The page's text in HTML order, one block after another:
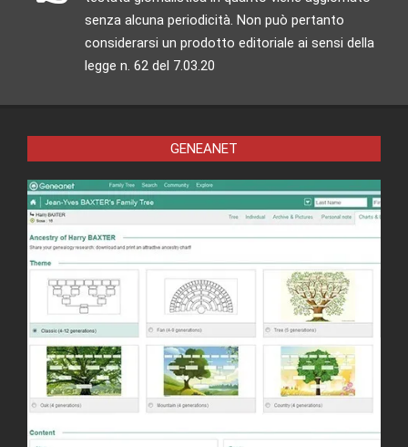
senza alcuna periodicità. Non può pertanto
considerarsi un prodotto editoriale ai sensi della
legge n. 62 del 7.03.20
GENEANET